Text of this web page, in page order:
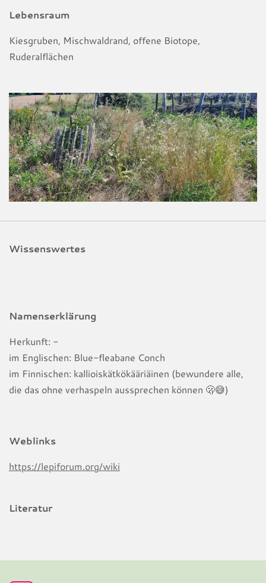
Lebensraum
Kiesgruben, Mischwaldrand, offene Biotope,
Ruderalflächen
Wissenswertes
Namenserklärung
Herkunft: -
im Englischen: Blue-fleabane Conch
im Finnischen: kallioiskätkökääriäinen (bewundere alle,
die das ohne verhaspeln aussprechen können 🫢😅)
Weblinks
https://lepiforum.org/wiki
Literatur